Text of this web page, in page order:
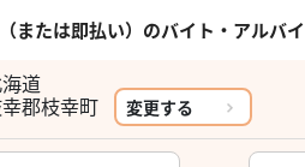
または即払い）のバイト・アルバ
道
郡枝幸町 変更する